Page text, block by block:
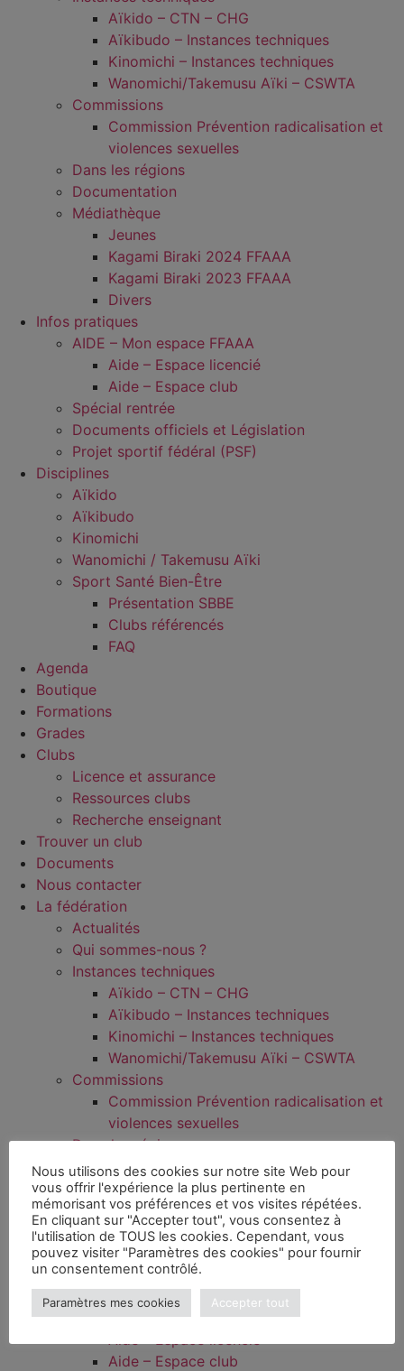
Aïkido – CTN – CHG
Aïkibudo – Instances techniques
Kinomichi – Instances techniques
Wanomichi/Takemusu Aïki – CSWTA
Commissions
Commission Prévention radicalisation et
violences sexuelles
Dans les régions
Documentation
Médiathèque
Jeunes
Kagami Biraki 2024 FFAAA
Kagami Biraki 2023 FFAAA
Divers
Infos pratiques
AIDE – Mon espace FFAAA
Aide – Espace licencié
Aide – Espace club
Spécial rentrée
Documents officiels et Législation
Projet sportif fédéral (PSF)
Disciplines
Aïkido
Aïkibudo
Kinomichi
Wanomichi / Takemusu Aïki
Sport Santé Bien-Être
Présentation SBBE
Clubs référencés
FAQ
Agenda
Boutique
Formations
Grades
Clubs
Licence et assurance
Ressources clubs
Recherche enseignant
Trouver un club
Documents
Nous contacter
La fédération
Actualités
Qui sommes-nous ?
Instances techniques
Aïkido – CTN – CHG
Aïkibudo – Instances techniques
Kinomichi – Instances techniques
Wanomichi/Takemusu Aïki – CSWTA
Commissions
Commission Prévention radicalisation et
violences sexuelles
Dans les régions
Documentation
Médiathèque
Jeunes
Kagami Biraki 2024 FFAAA
Kagami Biraki 2023 FFAAA
Divers
Infos pratiques
AIDE – Mon espace FFAAA
Aide – Espace licencié
Aide – Espace club
Nous utilisons des cookies sur notre site Web pour
vous offrir l'expérience la plus pertinente en
mémorisant vos préférences et vos visites répétées.
En cliquant sur "Accepter tout", vous consentez à
l'utilisation de TOUS les cookies. Cependant, vous
pouvez visiter "Paramètres des cookies" pour fournir
un consentement contrôlé.
Paramètres mes cookies Accepter tout